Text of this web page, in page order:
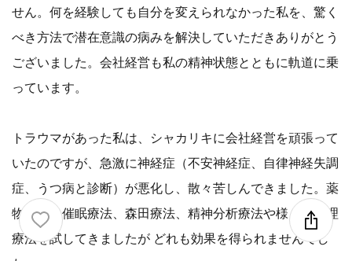
せん。何を経験しても自分を変えられなかった私を、驚く
べき方法で潜在意識の病みを解決していただきありがとう
ございました。会社経営も私の精神状態とともに軌道に乗
っています。
トラウマがあった私は、シャカリキに会社経営を頑張って
いたのですが、急激に神経症（不安神経症、自律神経失調
症、うつ病と診断）が悪化し、散々苦しんできました。薬
物療法、催眠療法、森田療法、精神分析療法や様々な心理
療法を試してきましたが どれも効果を得られませんでし